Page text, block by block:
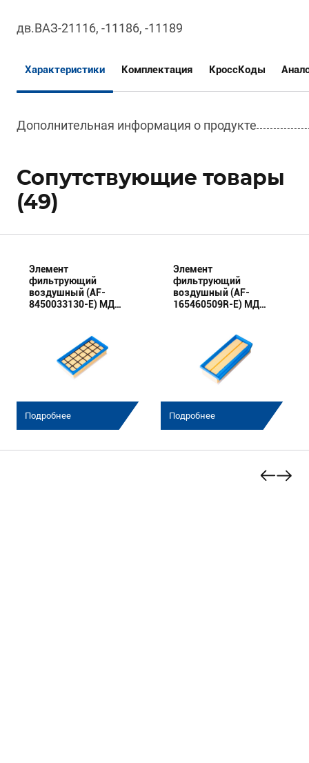
дв.ВАЗ-21116, -11186, -11189
Характеристики Комплектация КроссКоды
Дополнительная информация о продукте
Сопутствующие товары
(49)
Элемент
фильтрующий
воздушный (AF-
8450033130-E) МД
Подробнее
Элемент
фильтрующий
воздушный (AF-
165460509R-E) МД
Подробнее